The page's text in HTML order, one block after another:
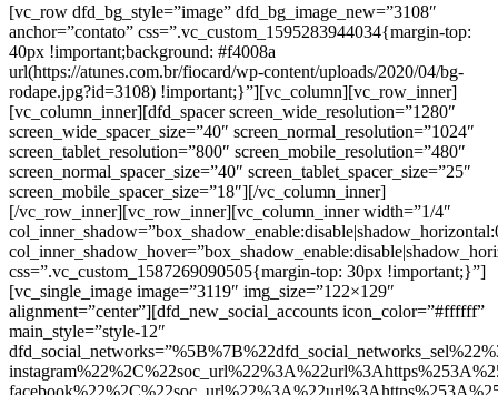
[vc_row dfd_bg_style=”image” dfd_bg_image_new=”3108″
anchor=”contato” css=”.vc_custom_1595283944034{margin-top:
40px !important;background: #f4008a
url(https://atunes.com.br/fiocard/wp-content/uploads/2020/04/bg-
rodape.jpg?id=3108) !important;}”][vc_column][vc_row_inner]
[vc_column_inner][dfd_spacer screen_wide_resolution=”1280″
screen_wide_spacer_size=”40″ screen_normal_resolution=”1024″
screen_tablet_resolution=”800″ screen_mobile_resolution=”480″
screen_normal_spacer_size=”40″ screen_tablet_spacer_size=”25″
screen_mobile_spacer_size=”18″][/vc_column_inner]
[/vc_row_inner][vc_row_inner][vc_column_inner width=”1/4″
css=”.vc_custom_1587269090505{margin-top: 30px !important;}”]
[vc_single_image image=”3119″ img_size=”122×129″
alignment=”center”][dfd_new_social_accounts icon_color=”#ffffff”
main_style=”style-12″